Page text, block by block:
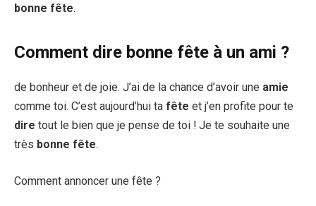
bonne fête.
Comment dire bonne fête à un ami ?
de bonheur et de joie. J’ai de la chance d’avoir une amie
comme toi. C’est aujourd’hui ta fête et j’en profite pour te
dire tout le bien que je pense de toi ! Je te souhaite une
très bonne fête.
Comment annoncer une fête ?